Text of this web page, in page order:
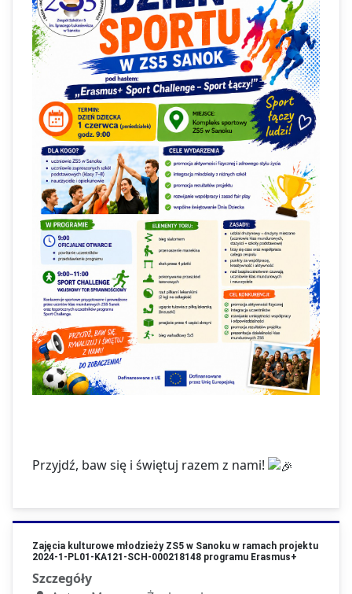
Przyjdź, baw się i świętuj razem z nami!
Zajęcia kulturowe młodzieży ZS5 w Sanoku w ramach projektu
2024-1-PL01-KA121-SCH-000218148 programu Erasmus+
Szczegóły